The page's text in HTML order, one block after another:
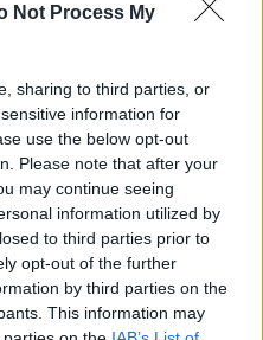
Not Process My
sharing to third parties, or
information for
use the below opt-out
Please note that after your
may continue seeing
information utilized by
to third parties prior to
opt-out of the further
by third parties on the
This information may
è una società di
esperienze decennali acquisite
della promozione e
del network di quotidiani
aToscana Media Channel srl
da esperienze decennali
della televisione, della